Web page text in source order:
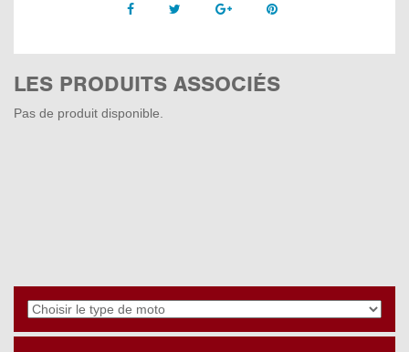
Facebook Twitter Google +Pinterest
LES PRODUITS ASSOCIÉS
Pas de produit disponible.